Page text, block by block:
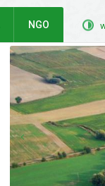
NGO
poprzednie baner